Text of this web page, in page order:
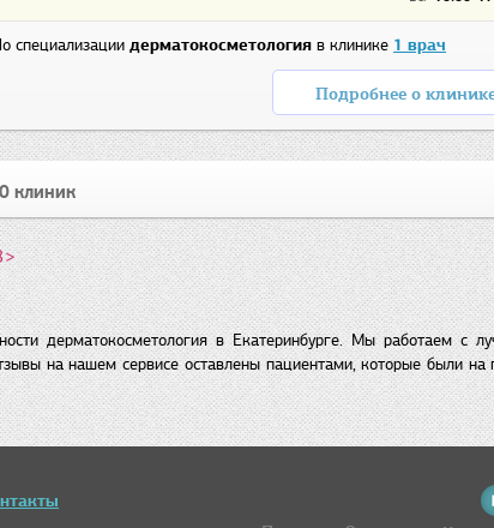
специализации дерматокосметология в клинике 1 врач
Подробнее о
клиник
>
дерматокосметология в Екатеринбурге. Мы работаем с
на нашем сервисе оставлены пациентами, которые были на